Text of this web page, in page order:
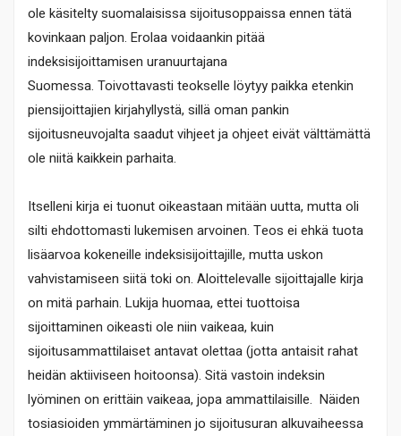
ole käsitelty suomalaisissa sijoitusoppaissa ennen tätä
kovinkaan paljon. Erolaa voidaankin pitää
indeksisijoittamisen uranuurtajana
Suomessa. Toivottavasti teokselle löytyy paikka etenkin
piensijoittajien kirjahyllystä, sillä oman pankin
sijoitusneuvojalta saadut vihjeet ja ohjeet eivät välttämättä
ole niitä kaikkein parhaita.
Itselleni kirja ei tuonut oikeastaan mitään uutta, mutta oli
silti ehdottomasti lukemisen arvoinen. Teos ei ehkä tuota
lisäarvoa kokeneille indeksisijoittajille, mutta uskon
vahvistamiseen siitä toki on. Aloittelevalle sijoittajalle kirja
on mitä parhain. Lukija huomaa, ettei tuottoisa
sijoittaminen oikeasti ole niin vaikeaa, kuin
sijoitusammattilaiset antavat olettaa (jotta antaisit rahat
heidän aktiiviseen hoitoonsa). Sitä vastoin indeksin
lyöminen on erittäin vaikeaa, jopa ammattilaisille. Näiden
tosiasioiden ymmärtäminen jo sijoitusuran alkuvaiheessa